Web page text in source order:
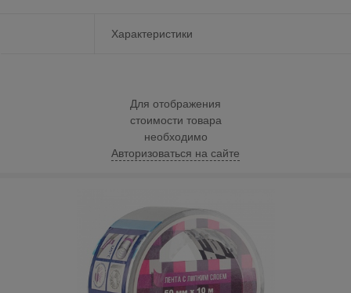
Характеристики
Для отображения
стоимости товара
необходимо
Авторизоваться на сайте